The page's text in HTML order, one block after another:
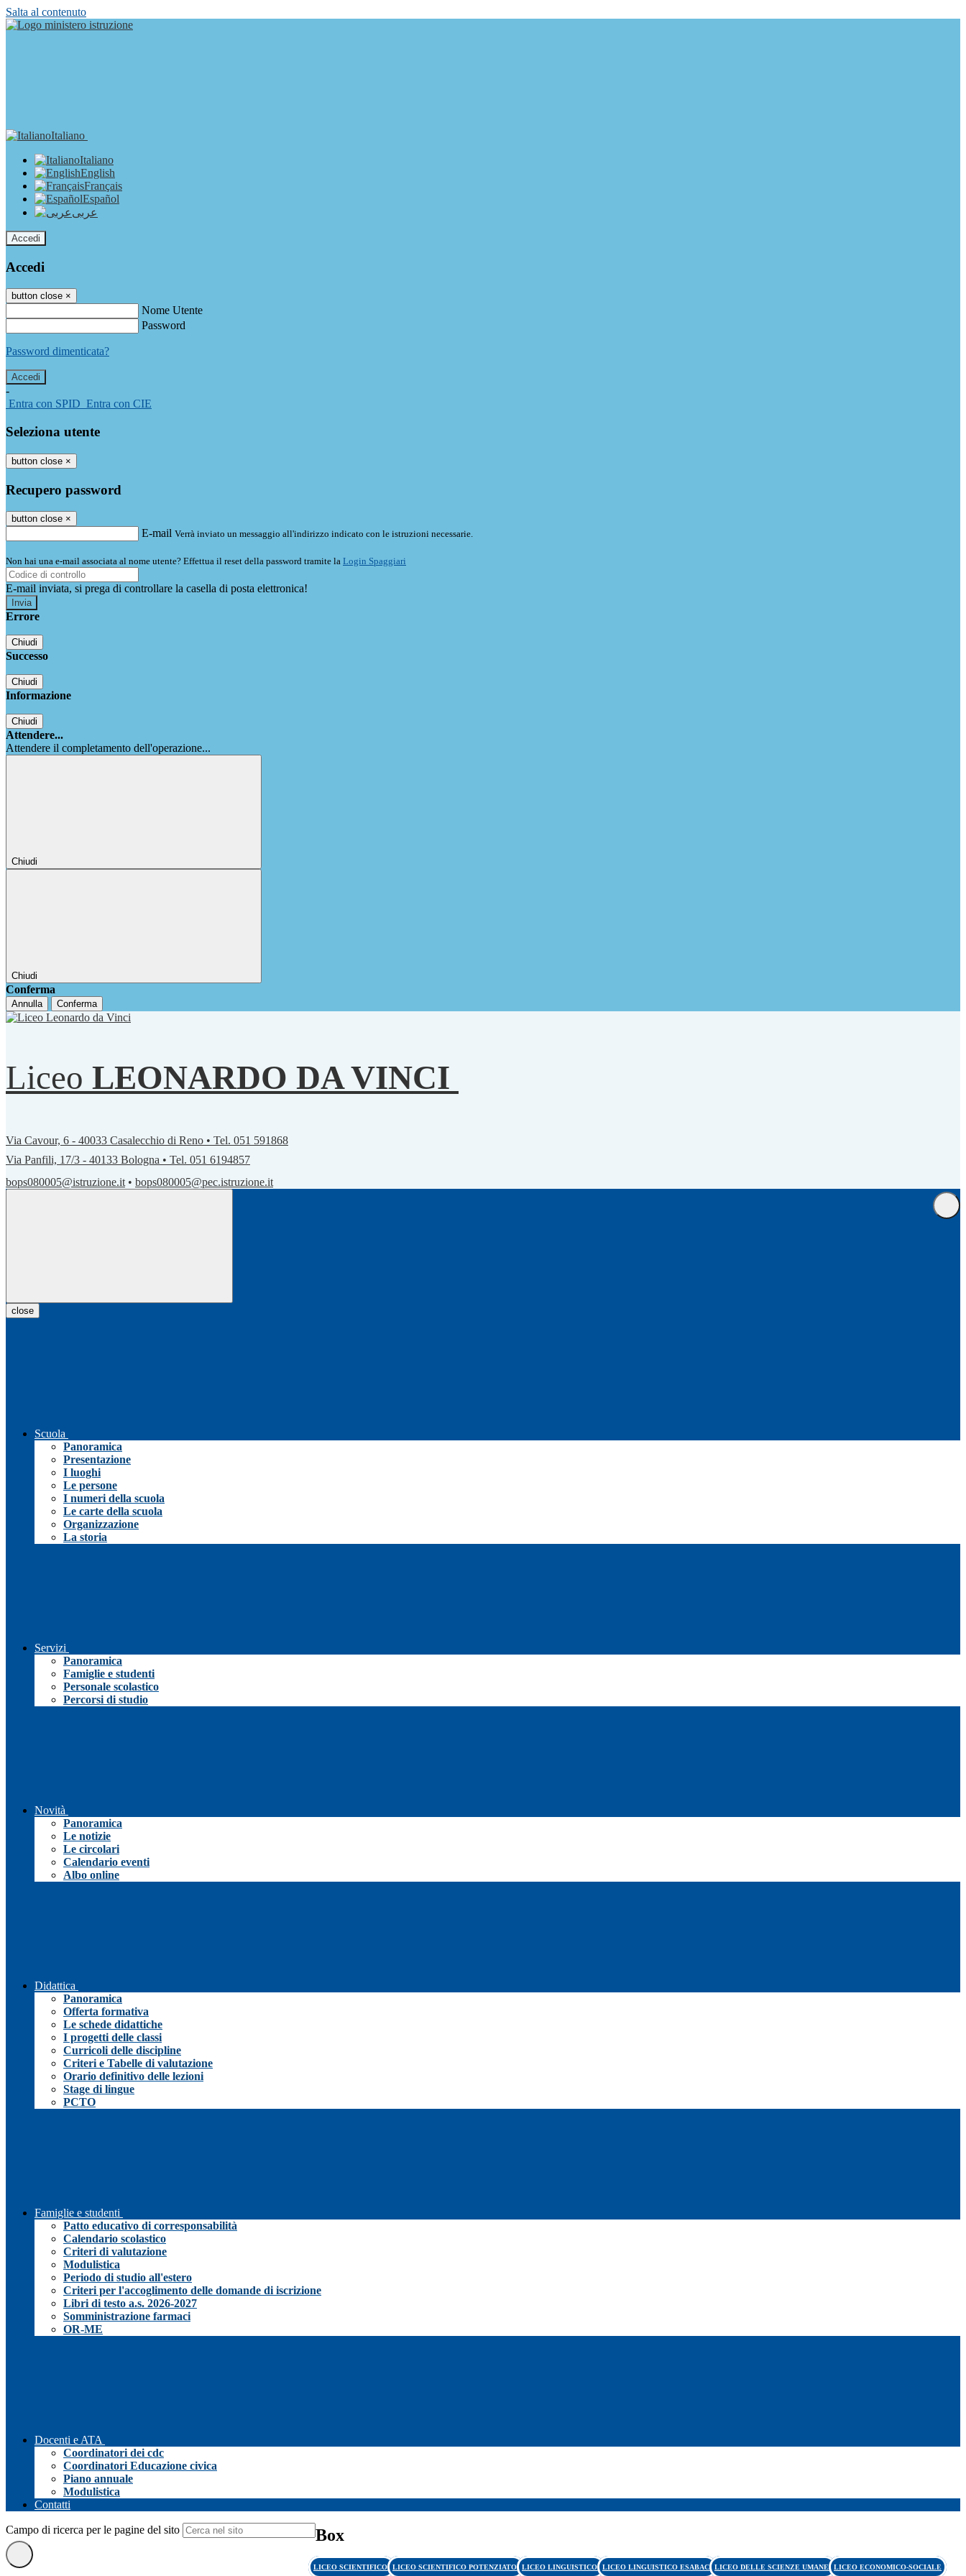
Salta al contenuto
Italiano
Italiano
English
Français
Español
عربى
Accedi
Accedi
button close ×
Nome Utente
Password
Password dimenticata?
-
Entra con SPID Entra con CIE
Seleziona utente
button close ×
Recupero password
button close ×
E-mail Verrà inviato un messaggio all'indirizzo indicato con le istruzioni necessarie.
Non hai una e-mail associata al nome utente? Effettua il reset della password tramite la Login Spaggiari
E-mail inviata, si prega di controllare la casella di posta elettronica!
Errore
Chiudi
Successo
Chiudi
Informazione
Chiudi
Attendere...
Attendere il completamento dell'operazione...
Chiudi
Chiudi
Conferma
Annulla Conferma
Liceo LEONARDO DA VINCI
Via Cavour, 6 - 40033 Casalecchio di Reno • Tel. 051 591868
Via Panfili, 17/3 - 40133 Bologna • Tel. 051 6194857
bops080005@istruzione.it • bops080005@pec.istruzione.it
close
Scuola
Panoramica
Presentazione
I luoghi
Le persone
I numeri della scuola
Le carte della scuola
Organizzazione
La storia
Servizi
Panoramica
Famiglie e studenti
Personale scolastico
Percorsi di studio
Novità
Panoramica
Le notizie
Le circolari
Calendario eventi
Albo online
Didattica
Panoramica
Offerta formativa
Le schede didattiche
I progetti delle classi
Curricoli delle discipline
Criteri e Tabelle di valutazione
Orario definitivo delle lezioni
Stage di lingue
PCTO
Famiglie e studenti
Patto educativo di corresponsabilità
Calendario scolastico
Criteri di valutazione
Modulistica
Periodo di studio all'estero
Criteri per l'accoglimento delle domande di iscrizione
Libri di testo a.s. 2026-2027
Somministrazione farmaci
OR-ME
Docenti e ATA
Coordinatori dei cdc
Coordinatori Educazione civica
Piano annuale
Modulistica
Contatti
Campo di ricerca per le pagine del sito Box
LICEO SCIENTIFICO LICEO SCIENTIFICO POTENZIATO LICEO LINGUISTICO LICEO LINGUISTICO ESABAC LICEO DELLE SCIENZE UMANE LICEO ECONOMICO-SOCIALE